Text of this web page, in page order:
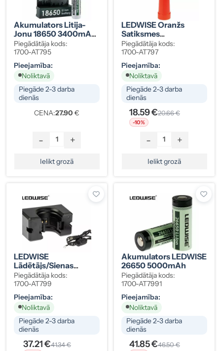
Akumulators Litija-
Jonu 18650 3400mAh
12,6Wh
Piegādātāja kods:
1700-AT795
Pieejamība:
Noliktavā
Piegāde 2-3 darba
dienās
CENA:27.90 €
- +
Ielikt grozā
LEDWISE Oranžs
Satiksmes
Regulēšanas Konuss
Piegādātāja kods:
1700-AT797
Pieejamība:
Noliktavā
Piegāde 2-3 darba
dienās
18.59 €20.66 €
-10%
- +
Ielikt grozā
LEDWISE
Lādētājs/sienas
Stiprinājums RECON
Lukturim
Piegādātāja kods:
1700-AT799
Pieejamība:
Noliktavā
Piegāde 2-3 darba
dienās
37.21 €41.34 €
Akumulators LEDWISE
26650 5000mAh
Piegādātāja kods:
1700-AT7991
Pieejamība:
Noliktavā
Piegāde 2-3 darba
dienās
41.85 €46.50 €